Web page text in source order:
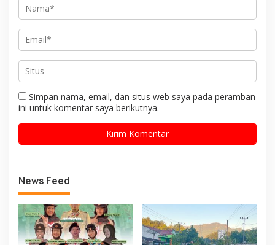
Simpan nama, email, dan situs web saya pada peramban
ini untuk komentar saya berikutnya.
News Feed